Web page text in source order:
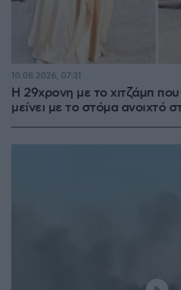
Η 29χρονη με το χιτζάμπ
μείνει με το στόμα ανοιχτό
10.08.2026, 07:31